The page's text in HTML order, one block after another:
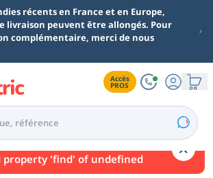
récents en France et en Europe,
livraison peuvent être allongés. Pour
complémentaire, merci de nous
Accès
PROS
est survenue.
property 'find' of undefined